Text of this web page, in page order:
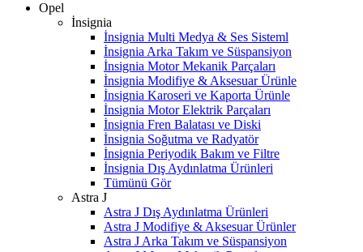
Opel
İnsignia
İnsignia Multi Medya & Ses Sisteml
İnsignia Arka Takım ve Süspansiyon
İnsignia Motor Mekanik Parçaları
İnsignia Modifiye & Aksesuar Ürünle
İnsignia Karoseri ve Kaporta Ürünle
İnsignia Motor Elektrik Parçaları
İnsignia Fren Balatası ve Diski
İnsignia Soğutma ve Radyatör
İnsignia Periyodik Bakım ve Filtre
İnsignia Dış Aydınlatma Ürünleri
Tümünü Gör
Astra J
Astra J Dış Aydınlatma Ürünleri
Astra J Modifiye & Aksesuar Ürünler
Astra J Arka Takım ve Süspansiyon